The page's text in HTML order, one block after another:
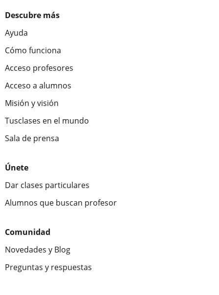
Descubre más
Ayuda
Cómo funciona
Acceso profesores
Acceso a alumnos
Misión y visión
Tusclases en el mundo
Sala de prensa
Únete
Dar clases particulares
Alumnos que buscan profesor
Comunidad
Novedades y Blog
Preguntas y respuestas